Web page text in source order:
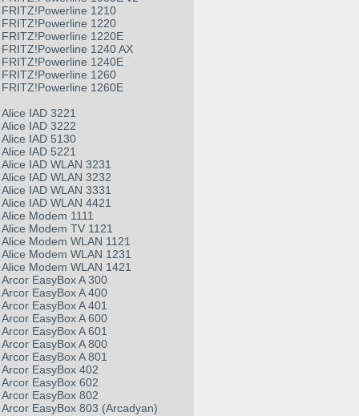
FRITZ!Powerline 1210
FRITZ!Powerline 1220
FRITZ!Powerline 1220E
FRITZ!Powerline 1240 AX
FRITZ!Powerline 1240E
FRITZ!Powerline 1260
FRITZ!Powerline 1260E
Alice IAD 3221
Alice IAD 3222
Alice IAD 5130
Alice IAD 5221
Alice IAD WLAN 3231
Alice IAD WLAN 3232
Alice IAD WLAN 3331
Alice IAD WLAN 4421
Alice Modem 1111
Alice Modem TV 1121
Alice Modem WLAN 1121
Alice Modem WLAN 1231
Alice Modem WLAN 1421
Arcor EasyBox A 300
Arcor EasyBox A 400
Arcor EasyBox A 401
Arcor EasyBox A 600
Arcor EasyBox A 601
Arcor EasyBox A 800
Arcor EasyBox A 801
Arcor EasyBox 402
Arcor EasyBox 602
Arcor EasyBox 802
Arcor EasyBox 803 (Arcadyan)